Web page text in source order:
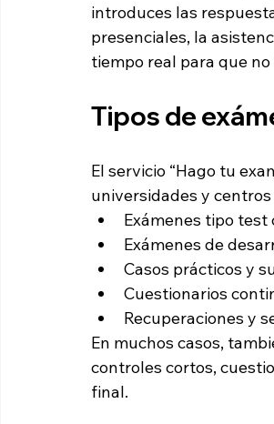
introduces las
presenciales, la
tiempo real para que
Tipos de
El servicio “Hago tu
universidades y
Exámenes tipo
Exámenes de
Casos prácticos y
Cuestionarios
Recuperaciones y
En muchos casos,
controles cortos,
final.